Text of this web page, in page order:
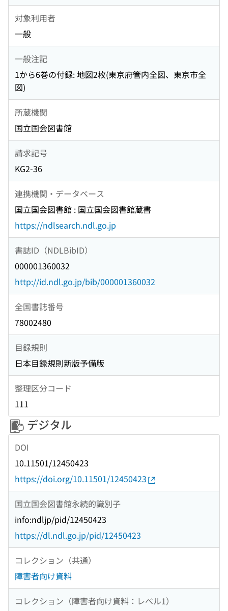
対象利用者
一般
一般注記
1から6巻の付録: 地図2枚(東京府管内全図、東京市全
図)
所蔵機関
国立国会図書館
請求記号
KG2-36
連携機関・データベース
国立国会図書館 : 国立国会図書館蔵書
https://ndlsearch.ndl.go.jp
書誌ID（NDLBibID）
000001360032
http://id.ndl.go.jp/bib/000001360032
全国書誌番号
78002480
目録規則
日本目録規則新版予備版
整理区分コード
111
デジタル
DOI
10.11501/12450423
https://doi.org/10.11501/12450423
国立国会図書館永続的識別子
info:ndljp/pid/12450423
https://dl.ndl.go.jp/pid/12450423
コレクション（共通）
障害者向け資料
コレクション（障害者向け資料：レベル1）